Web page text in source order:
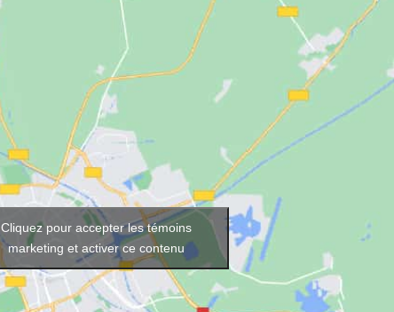
Cliquez pour accepter les témoins
marketing et activer ce contenu